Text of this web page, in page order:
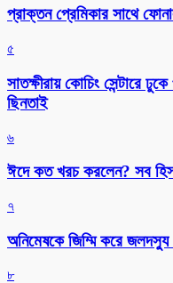
প্রাক্তন প্রেমিকার সাথে
৫
সাতক্ষীরায় কোচিং সেন্টারে
ছিনতাই
৬
ঈদে কত খরচ করলেন? সব
৭
অনিমেষকে জিম্মি করে
৮